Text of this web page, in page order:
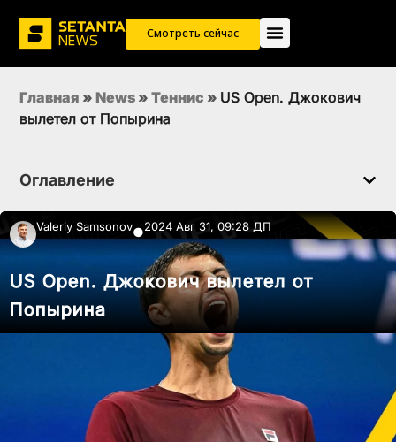
Смотреть сейчас
Главная » News » Теннис » US Open. Джокович
вылетел от Попырина
Оглавление
Valeriy Samsonov●2024 Авг 31, 09:28 ДП
US Open. Джокович вылетел от
Попырина